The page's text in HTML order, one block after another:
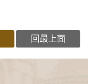
回最上面